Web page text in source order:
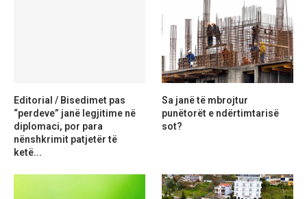
Editorial / Bisedimet pas
“perdeve” janë legjitime në
diplomaci, por para
nënshkrimit patjetër të
ketë...
Sa janë të mbrojtur
punëtorët e ndërtimtarisë
sot?